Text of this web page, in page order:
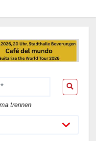
trennen